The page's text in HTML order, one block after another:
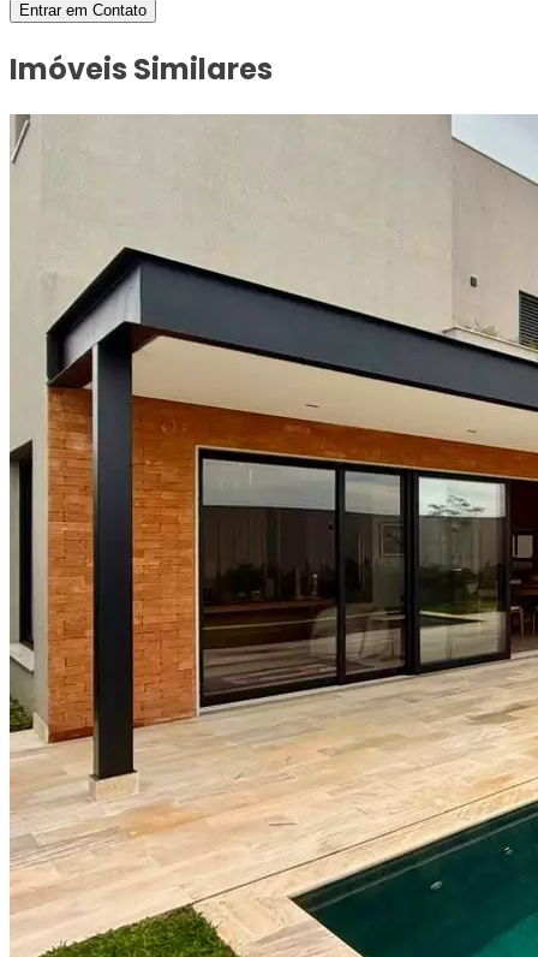
Entrar em Contato
Imóveis Similares